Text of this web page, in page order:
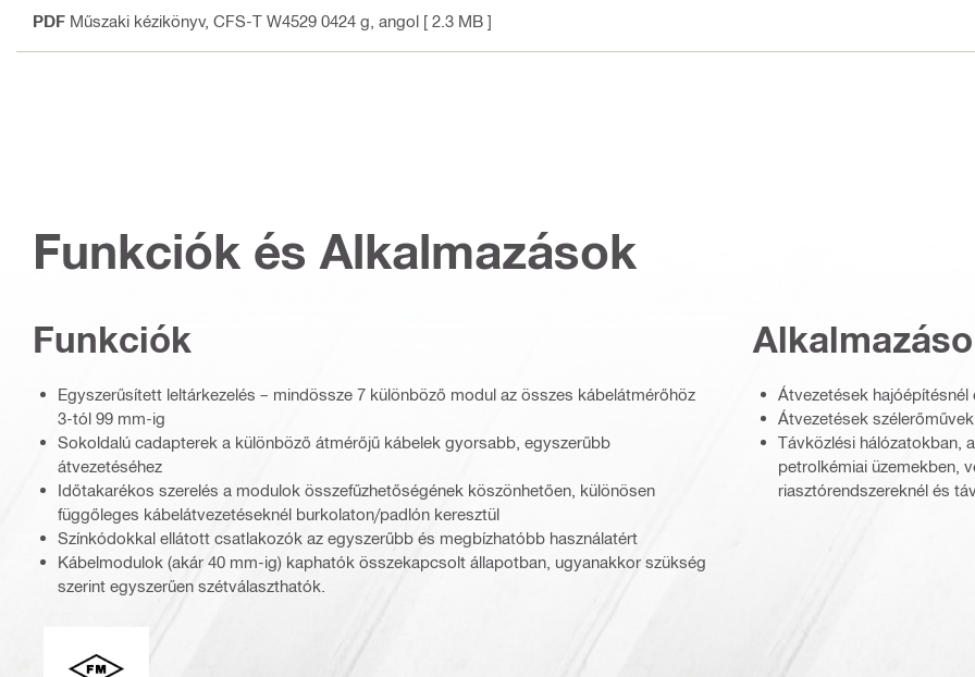
PDF Műszaki kézikönyv, CFS-T W4529 0424 g , angol [ 2.3 MB ]
Funkciók és Alkalmazások
Funkciók
Egyszerűsített leltárkezelés – mindössze 7 különböző modul az összes kábelátmérőhöz
3-tól 99 mm-ig
Sokoldalú cadapterek a különböző átmérőjű kábelek gyorsabb, egyszerűbb
átvezetéséhez
Időtakarékos szerelés a modulok összefűzhetőségének köszönhetően, különösen
függőleges kábelátvezetéseknél burkolaton/padlón keresztül
Színkódokkal ellátott csatlakozók az egyszerűbb és megbízhatóbb használatért
Kábelmodulok (akár 40 mm-ig) kaphatók összekapcsolt állapotban, ugyanakkor szükség
szerint egyszerűen szétválaszthatók.
Átvezetések
Átvezetések
Távközlési hálózatokban,
petrolkémiai üzemekben,
riasztórendszereknél és